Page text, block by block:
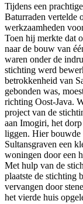
Tijdens een
Baturraden vertelde
werkzaamheden
Toen hij merkte dat
naar de bouw van
waren onder de
stichting werd
betrokkenheid van
gebonden was,
richting Oost-Java.
project van de
aan Imogiri, het
liggen. Hier bouwde
Sultansgraven een
woningen door een
Met hulp van de
plaatste de stichting
vervangen door
het vierde huis